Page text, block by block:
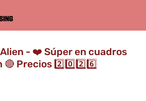
- ❤️ Súper en cuadros
🔴 Precios 2️⃣0️⃣2️⃣6️⃣